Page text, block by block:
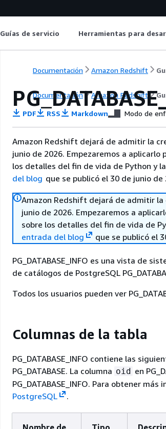
Guías de servicio Herramientas para
Documentación Amazon Redshift
Documentación Amazon Redshift
PDF RSS Markdown Modo de
Amazon Redshift dejará de admitir la
junio de 2026. Empezaremos a
los detalles del fin de vida de Python y
del blog que se publicó el 30 de junio de
Amazon Redshift dejará de admitir la
junio de 2026. Empezaremos a
sobre los detalles del fin de vida de
entrada del blog
que se publicó el
PG_DATABASE_INFO es una vista de
de catálogos de PostgreSQL
Todos los usuarios pueden ver
Columnas de la tabla
PG_DATABASE_INFO contiene las
PG_DATABASE. La columna oid en
PG_DATABASE_INFO. Para obtener
PostgreSQL
.